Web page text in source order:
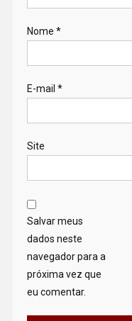
Nome *
E-mail *
Site
Salvar meus
dados neste
navegador para a
próxima vez que
eu comentar.